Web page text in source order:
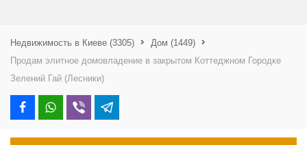
Недвижимость в Киеве (3305) Дом (1449)
Продам элитное домовладение в закрытом Коттеджном Городке
Зелений Гай (Лесники)